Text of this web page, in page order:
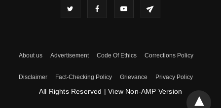
About us Advertisement Code Of Ethics Corrections Policy
Disclaimer Fact-Checking Policy Grievance Privacy Policy
All Rights Reserved | View Non-AMP Version